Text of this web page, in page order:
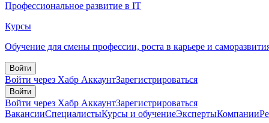
Профессиональное развитие в IT
Курсы
Обучение для смены профессии, роста в карьере и
Войти
Войти через Хабр АккаунтЗарегистрироваться
Войти
Войти через Хабр АккаунтЗарегистрироваться
ВакансииСпециалистыКурсы и обучениеЭкспертыКомпании